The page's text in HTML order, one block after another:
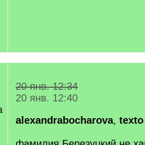
20 янв. 12:34
20 янв. 12:40
alexandrabocharova, texto